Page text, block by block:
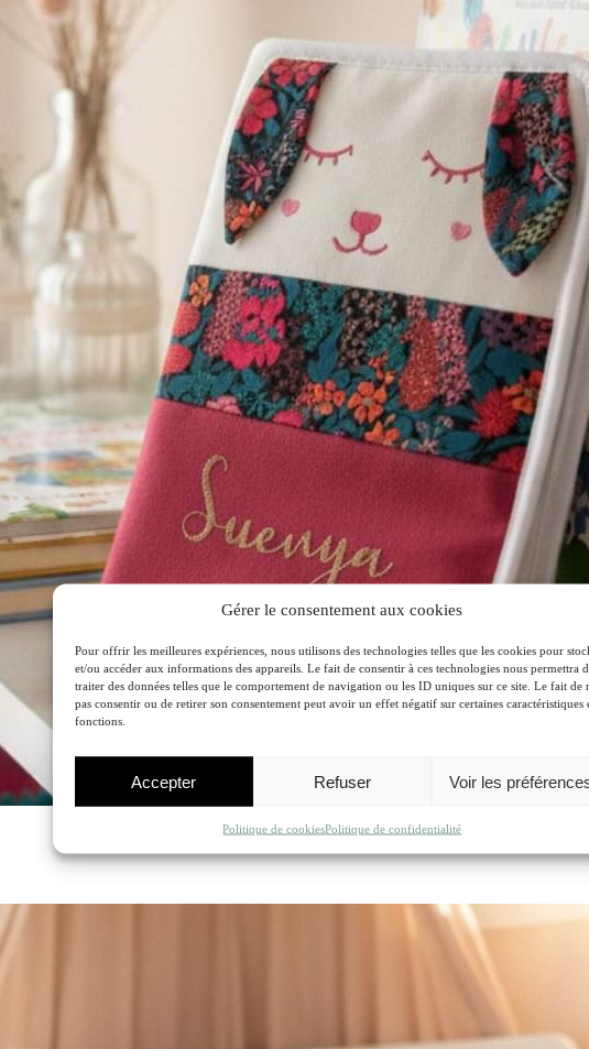
Gérer le consentement aux cookies
Pour offrir les meilleures expériences, nous utilisons des technologies telles que les cookies pour
et/ou accéder aux informations des appareils. Le fait de consentir à ces technologies nous permettra
traiter des données telles que le comportement de navigation ou les ID uniques sur ce site. Le fait de
pas consentir ou de retirer son consentement peut avoir un effet négatif sur certaines caractéristiques
fonctions.
Accepter Refuser Voir les
Politique de cookiesPolitique de confidentialité